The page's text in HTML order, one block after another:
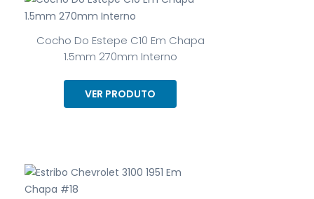
Cocho Do Estepe C10 Em Chapa
1.5mm 270mm Interno
VER PRODUTO